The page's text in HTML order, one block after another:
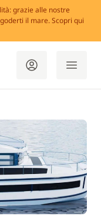
grazie alle nostre
il mare. Scopri qui